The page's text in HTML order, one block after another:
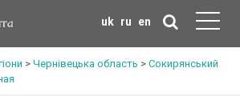
uk ru en
> Чернівецька область > Сокирянський